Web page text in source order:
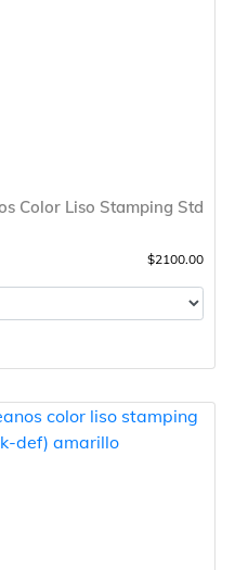
Color Liso Stamping Std
$2100.00